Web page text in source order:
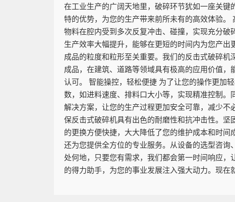
在工业生产的广阔天地里，破碎环节犹如一座关
特的优势，为您的生产带来前所未有的高效体验
物料在腔内受到多次反复冲击、碰撞，实现充分
生产效率大幅提升，能够在更短的时间内为您产出
成品的粒度和粒形至关重要。我们的反击式破碎
成品，在建筑、道路等领域具有极高的应用价值
认可。 智能操控，轻松便捷 为了让您的操作更加
数，如进料速度、排料口大小等，实现精准控制
解决方案，让您的生产过程更加安全可靠，减少
保反击式破碎机具有出色的耐磨性和抗冲击性。
的更换方便快捷，大大降低了您的维护成本和时间
还为您提供全方位的专业服务。从设备的选型咨
处何地，只要您有需求，我们都会第一时间响应
的得力助手，为您的事业发展注入强大动力。现在